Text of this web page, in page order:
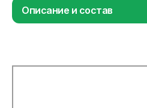
Описание и состав